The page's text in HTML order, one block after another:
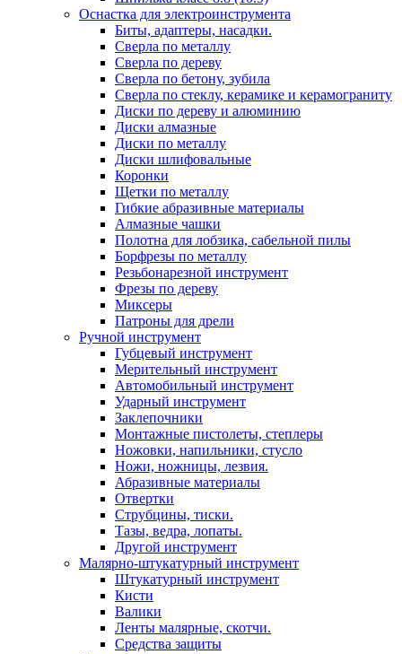
Оснастка для электроинструмента
Биты, адаптеры, насадки.
Сверла по металлу
Сверла по дереву
Сверла по бетону, зубила
Сверла по стеклу, керамике и керамограниту
Диски по дереву и алюминию
Диски алмазные
Диски по металлу
Диски шлифовальные
Коронки
Щетки по металлу
Гибкие абразивные материалы
Алмазные чашки
Полотна для лобзика, сабельной пилы
Борфрезы по металлу
Резьбонарезной инструмент
Фрезы по дереву
Миксеры
Патроны для дрели
Ручной инструмент
Губцевый инструмент
Мерительный инструмент
Автомобильный инструмент
Ударный инструмент
Заклепочники
Монтажные пистолеты, степлеры
Ножовки, напильники, стусло
Ножи, ножницы, лезвия.
Абразивные материалы
Отвертки
Cтрубцины, тиски.
Тазы, ведра, лопаты.
Другой инструмент
Малярно-штукатурный инструмент
Штукатурный инструмент
Кисти
Валики
Ленты малярные, скотчи.
Средства защиты